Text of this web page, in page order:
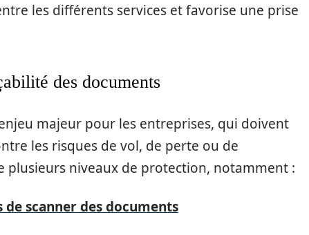
les différents services et favorise une prise
des documents
majeur pour les entreprises, qui doivent
les risques de vol, de perte ou de
plusieurs niveaux de protection, notamment :
de scanner des documents